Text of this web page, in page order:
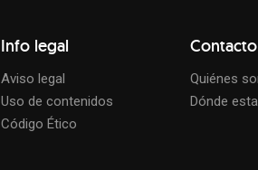
Info legal
Aviso legal
Uso de contenidos
Código Ético
Contacto
Quiénes
Dónde